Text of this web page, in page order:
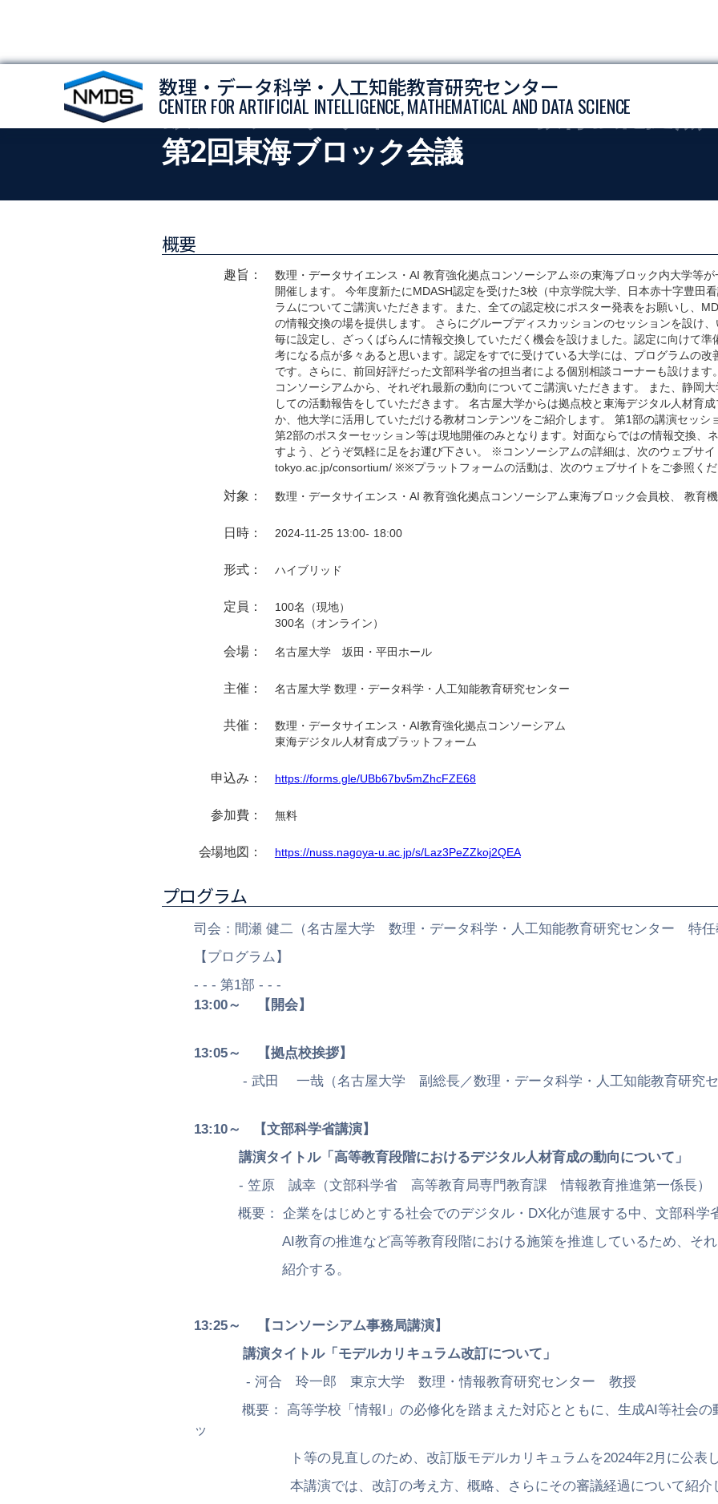
数理・データ科学・人工知能教育研究センター
CENTER FOR ARTIFICIAL INTELLIGENCE, MATHEMATICAL AND DATA SCIENCE
数理・データサイエンス・AI教育強化拠点
第2回東海ブロック会議
概要
趣旨：
数理・データサイエンス・AI 教育強化拠点コンソーシアム※の東海ブロック内大学等
開催します。 今年度新たにMDASH認定を受けた3校（中京学院大学、日本赤十字豊田
ラムについてご講演いただきます。また、全ての認定校にポスター発表をお願いし、
の情報交換の場を提供します。 さらにグループディスカッションのセッションを設け
毎に設定し、ざっくばらんに情報交換していただく機会を設けました。認定に向けて
考になる点が多々あると思います。認定をすでに受けている大学には、プログラムの
です。さらに、前回好評だった文部科学省の担当者による個別相談コーナーも設けま
コンソーシアムから、それぞれ最新の動向についてご講演いただきます。 また、静岡
しての活動報告をしていただきます。 名古屋大学からは拠点校と東海デジタル人材
か、他大学に活用していただける教材コンテンツをご紹介します。 第1部の講演セッシ
第2部のポスターセッション等は現地開催のみとなります。対面ならではの情報交換、
すよう、どうぞ気軽に足をお運び下さい。 ※コンソーシアムの詳細は、次のウェブサ
tokyo.ac.jp/consortium/ ※※プラットフォームの活動は、次のウェブサイトをご参照く
対象： 数理・データサイエンス・AI 教育強化拠点コンソーシアム東海ブロック会員校、 教育
日時： 2024-11-25 13:00- 18:00
形式： ハイブリッド
定員： ‍100名
（現地）
300名
（オンライン）
会場： 名古屋大学 坂田・平田ホール
主催： 名古屋大学 数理・データ科学・人工知能教育研究センター
共催：
数理・データサイエンス・AI教育強化拠点コンソーシアム
東海デジタル人材育成プラットフォーム
申込み： https://forms.gle/UBb67bv5mZhcFZE68
参加費： 無料
会場地図： https://nuss.nagoya-u.ac.jp/s/Laz3PeZZkoj2QEA
プログラム
司会：間瀬 健二（名古屋大学 数理・データ科学・人工知能教育研究センター 特任
【プログラム】
- - - 第1部 - - -
13:00～
【開会】
13:05～
【拠点校挨拶】
- 武田 一哉（名古屋大学 副総長／数理・データ科学・人工知能教育研究セ
13:10～
【文部科学省講演】
講演タイトル「高等教育段階におけるデジタル人材育成の動向について」
- 笠原 誠幸（文部科学省 高等教育局専門教育課 情報教育推進第一係長
概要： 企業をはじめとする社会でのデジタル・DX化が進展する中、文部科学
AI教育の推進など高等教育段階における施策を推進しているため、それら
紹介する。
13:25～
【コンソーシアム事務局講演】
講演タイトル「モデルカリキュラム改訂について」
- 河合 玲一郎 東京大学 数理・情報教育研究センター 教授
概要： 高等学校「情報I」の必修化を踏まえた対応とともに、生成AI等社会の
ッ
ト等の見直しのため、改訂版モデルカリキュラムを2024年2月に公表し
本講演では、改訂の考え方、概略、さらにその審議経過について紹介